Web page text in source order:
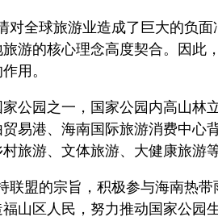
全球旅游业造成了巨大的负
游的核心理念高度契合。因此
用。
公园之一，国家公园内高山林
易港、海南国际旅游消费中心
旅游、文体旅游、大健康旅游等
盟的宗旨，积极参与海南热
山区人民，努力推动国家公园